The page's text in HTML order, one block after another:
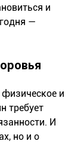
и
—
и
требует
И
но и о